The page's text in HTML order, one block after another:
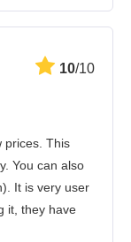
10/10
prices. This
You can also
It is very user
it, they have